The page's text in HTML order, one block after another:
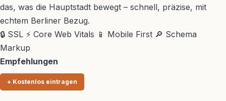
das, was die Hauptstadt bewegt – schnell, präzise, mit
echtem Berliner Bezug.
🔒 SSL ⚡ Core Web Vitals 📱 Mobile First 🔎 Schema
Markup
Empfehlungen
+ Kostenlos eintragen